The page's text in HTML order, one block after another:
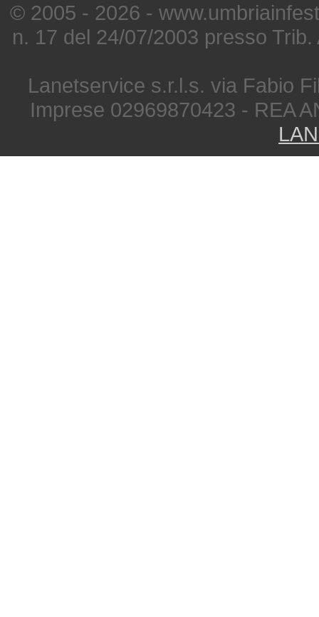
© 2005 - 2026 -
n. 17 del 24/07/2003 presso
Lanetservice s.r.l.s. via Fabio
Imprese 02969870423 - REA